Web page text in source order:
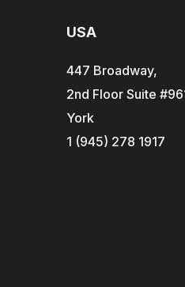
USA
447 Broadway,
2nd Floor Suite
York
1 (945) 278 1917